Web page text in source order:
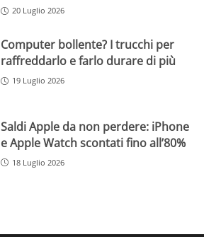
20 Luglio 2026
Computer bollente? I trucchi per
raffreddarlo e farlo durare di più
19 Luglio 2026
Saldi Apple da non perdere: iPhone
e Apple Watch scontati fino all’80%
18 Luglio 2026